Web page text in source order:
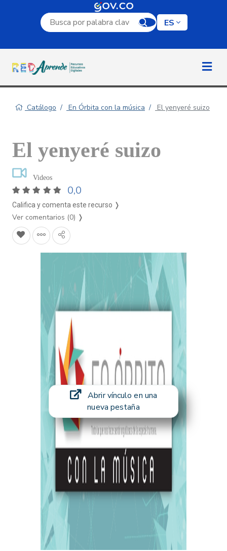
Campo de búsqueda por palabra clave
ES
Catálogo En Órbita con la música El yenyeré suizo
El yenyeré suizo
Videos
0,0
Califica y comenta este recurso ❭
Ver comentarios (0) ❭
Abrir vínculo en una
nueva pestaña